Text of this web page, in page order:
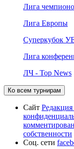
Лига
Лига Европы
Суперкубок
Лига
ЛЧ - Top News
Ко всем турнирам
Сайт Редакция
собственности
Соц. сети